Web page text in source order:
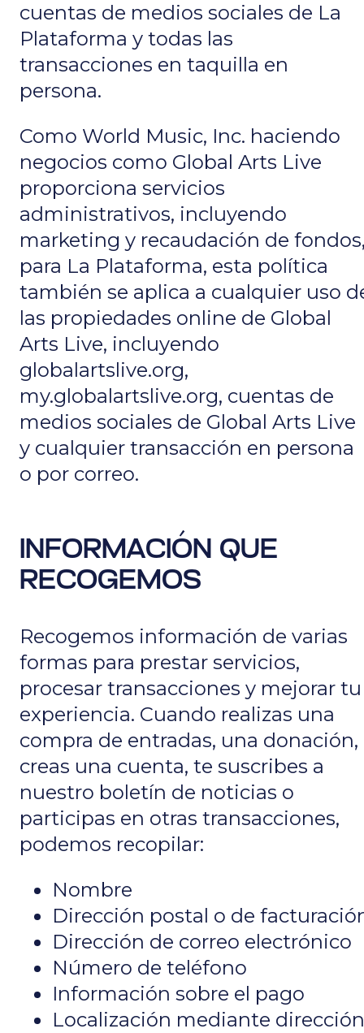
cuentas de medios sociales de La
Plataforma y todas las
transacciones en taquilla en
persona.
Como World Music, Inc. haciendo
negocios como Global Arts Live
proporciona servicios
administrativos, incluyendo
marketing y recaudación de
para La Plataforma, esta política
también se aplica a cualquier uso
las propiedades online de Global
Arts Live, incluyendo
globalartslive.org,
my.globalartslive.org, cuentas de
medios sociales de Global Arts Live
y cualquier transacción en persona
o por correo.
INFORMACIÓN QUE
RECOGEMOS
Recogemos información de varias
formas para prestar servicios,
procesar transacciones y mejorar tu
experiencia. Cuando realizas una
compra de entradas, una donación,
creas una cuenta, te suscribes a
nuestro boletín de noticias o
participas en otras transacciones,
podemos recopilar:
Nombre
Dirección postal o de
Dirección de correo electrónico
Número de teléfono
Información sobre el pago
Localización mediante dirección